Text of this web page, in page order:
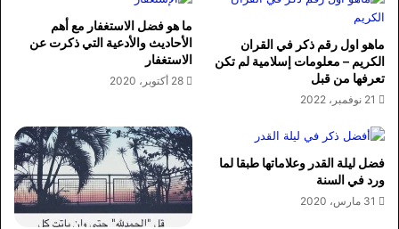
ماهو اول رقم ذكر في القران
الكريم – معلومات إسلامية لم تكن
تعرفها من قبل
21 نوفمبر، 2022
ما هو فضل الاستغفار مع أهم
الأحاديث والأدعية التي ذكرت عن
الاستغفار
28 أكتوبر، 2020
فضل ليلة القدر وعلاماتها طبقا لما
ورد في السنة
31 مارس، 2020